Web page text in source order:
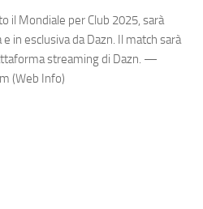
il Mondiale per Club 2025, sarà
in esclusiva da Dazn. Il match sarà
streaming di Dazn. —
(Web Info)